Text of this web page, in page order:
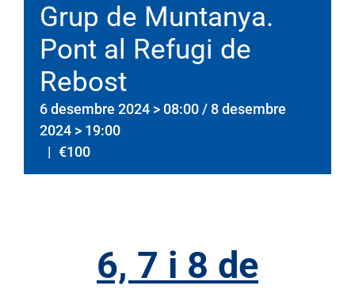
Grup de Muntanya.
Pont al Refugi de
Rebost
6 desembre 2024 > 08:00/ 8 desembre
2024 > 19:00
| €100
6, 7 i 8 de